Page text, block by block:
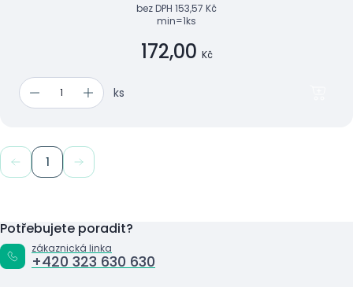
bez DPH 153,57 Kč
min=1ks
172,00 Kč
ks
1
Potřebujete poradit?
zákaznická linka
+420 323 630 630